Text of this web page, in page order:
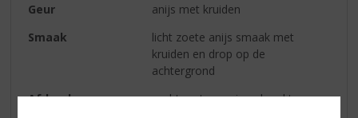
Geur
anijs met kruiden
Smaak
licht zoete anijs smaak met
kruiden en drop op de
achtergrond
Afdronk
zacht met een eigen karakter